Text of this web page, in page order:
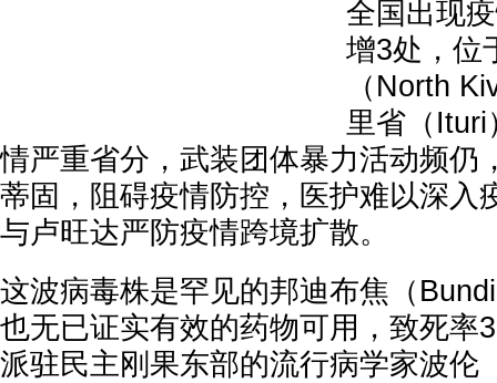
全国出现
增3处，位
（North
里省（
情严重省分，武装团体暴力活动频仍
蒂固，阻碍疫情防控，医护难以深入
与卢旺达严防疫情跨境扩散。
这波病毒株是罕见的邦迪布焦（
也无已证实有效的药物可用，致死率
派驻民主刚果东部的流行病学家波伦